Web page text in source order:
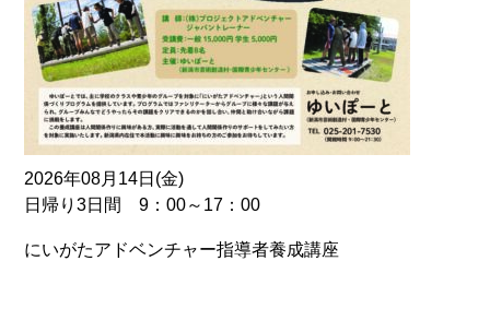
2026年08月14日(金)
日帰り3日間 9：00～17：00
にいがたアドベンチャー指導者養成講座